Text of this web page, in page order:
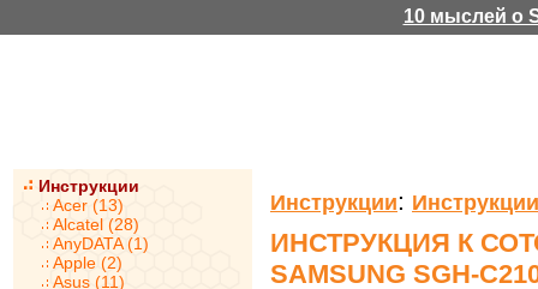
10 мыслей о
Инструкции
Acer (13)
Alcatel (28)
AnyDATA (1)
Apple (2)
Asus (11)
Инструкции:
ИНСТРУКЦИЯ К
SAMSUNG SGH-